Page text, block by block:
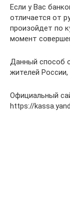
Если у Вас
отличается от
произойдет по
момент
Данный способ
жителей России,
Официальный
https://